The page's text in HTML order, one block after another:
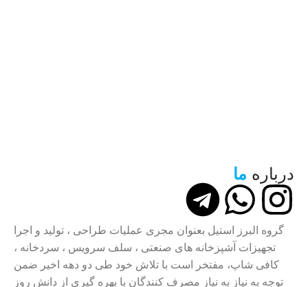
درباره ما
گروه البرز استیل بعنوان مجری عملیات طراحی ، تولید و اجرا
تجهیزات آشپزخانه های صنعتی ، سلف سرویس ، سردخانه ،
کافی شاپ، مفتخر است با تلاش خود طی دو دهه اخیر ضمن
توجه به نیاز به نیاز مصرف کنندگان با بهره گیری از دانش روز